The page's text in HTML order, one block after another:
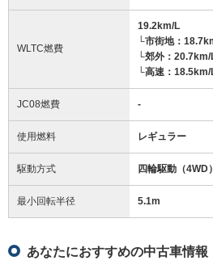
WLTC燃費
19.2km/L
└市街地：
└郊外：20.7km/
└高速：18.5km/
JC08燃費 -
使用燃料 レギュラー
駆動方式 四輪駆動（4WD）
最小回転半径 5.1m
あなたにおすすめの中古車情報